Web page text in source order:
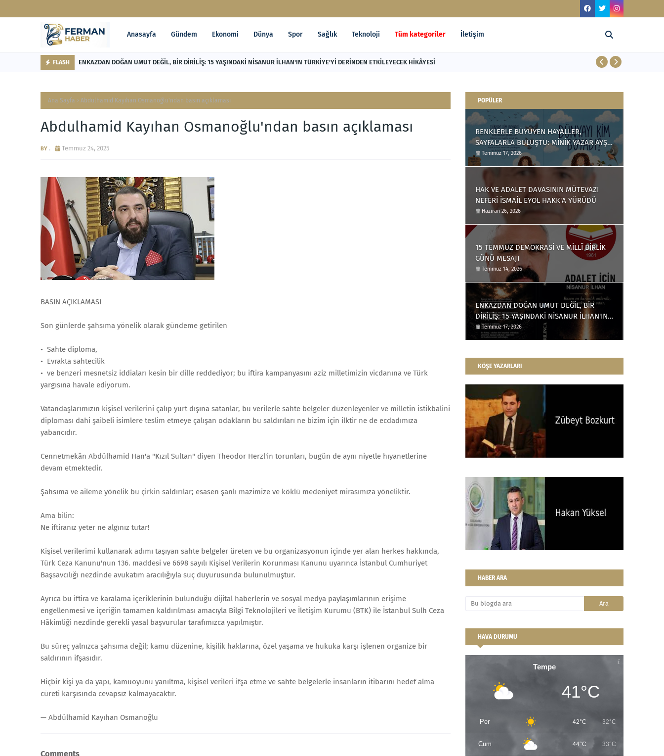
Anasayfa Gündem Ekonomi Dünya Spor Sağlık Teknoloji Tüm kategoriler İletişim
FLASH ENKAZDAN DOĞAN UMUT DEĞİL, BİR DİRİLİŞ: 15 YAŞINDAKİ NİSANUR İLHAN'IN TÜRKİYE'Yİ DERİNDEN ETKİLEYECEK HİKÂYESİ
Ana Sayfa Abdulhamid Kayıhan Osmanoğlu'ndan basın açıklaması
Abdulhamid Kayıhan Osmanoğlu'ndan basın açıklaması
. Temmuz 24, 2025
BASIN AÇIKLAMASI
Son günlerde şahsıma yönelik olarak gündeme getirilen
•⁠ ⁠Sahte diploma,
•⁠ ⁠Evrakta sahtecilik
•⁠ ⁠ve benzeri mesnetsiz iddiaları kesin bir dille reddediyor; bu iftira kampanyasını aziz milletimizin vicdanına ve Türk
yargısına havale ediyorum.
Vatandaşlarımızın kişisel verilerini çalıp yurt dışına satanlar, bu verilerle sahte belgeler düzenleyenler ve milletin istikbalini
diploması dahi şaibeli isimlere teslim etmeye çalışan odakların bu saldırıları ne bizim için ilktir ne de ecdadımıza
yabancıdır.
Cennetmekân Abdülhamid Han'a "Kızıl Sultan" diyen Theodor Herzl'in torunları, bugün de aynı niyetle hıyanetlerine
devam etmektedir.
Şahsıma ve aileme yönelik bu çirkin saldırılar; esasen şanlı mazimize ve köklü medeniyet mirasımıza yöneliktir.
Ama bilin:
Ne iftiranız yeter ne algınız tutar!
Kişisel verilerimi kullanarak adımı taşıyan sahte belgeler üreten ve bu organizasyonun içinde yer alan herkes hakkında,
Türk Ceza Kanunu'nun 136. maddesi ve 6698 sayılı Kişisel Verilerin Korunması Kanunu uyarınca İstanbul Cumhuriyet
Başsavcılığı nezdinde avukatım aracılığıyla suç duyurusunda bulunulmuştur.
Ayrıca bu iftira ve karalama içeriklerinin bulunduğu dijital haberlerin ve sosyal medya paylaşımlarının erişime
engellenmesi ve içeriğin tamamen kaldırılması amacıyla Bilgi Teknolojileri ve İletişim Kurumu (BTK) ile İstanbul Sulh Ceza
Hâkimliği nezdinde gerekli yasal başvurular tarafımızca yapılmıştır.
Bu süreç yalnızca şahsıma değil; kamu düzenine, kişilik haklarına, özel yaşama ve hukuka karşı işlenen organize bir
saldırının ifşasıdır.
Hiçbir kişi ya da yapı, kamuoyunu yanıltma, kişisel verileri ifşa etme ve sahte belgelerle insanların itibarını hedef alma
cüreti karşısında cevapsız kalmayacaktır.
— Abdülhamid Kayıhan Osmanoğlu
Comments
POPÜLER
RENKLERLE BÜYÜYEN HAYALLER,
SAYFALARLA BULUŞTU: MİNİK YAZAR AYŞE
ÇAĞLIN'DAN ÇOCUKLARA ANLAMLI BİR
ESER
Temmuz 17, 2026
HAK VE ADALET DAVASININ MÜTEVAZI
NEFERİ İSMAİL EYOL HAKK'A YÜRÜDÜ
Haziran 26, 2026
15 TEMMUZ DEMOKRASİ VE MİLLÎ BİRLİK
GÜNÜ MESAJI
Temmuz 14, 2026
ENKAZDAN DOĞAN UMUT DEĞİL, BİR
DİRİLİŞ: 15 YAŞINDAKİ NİSANUR İLHAN'IN
TÜRKİYE'Yİ DERİNDEN ETKİLEYECEK
HİKÂYESİ
Temmuz 17, 2026
KÖŞE YAZARLARI
HABER ARA
HAVA DURUMU
Tempe
41°C
Per 42°C 32°C
Cum 44°C 33°C